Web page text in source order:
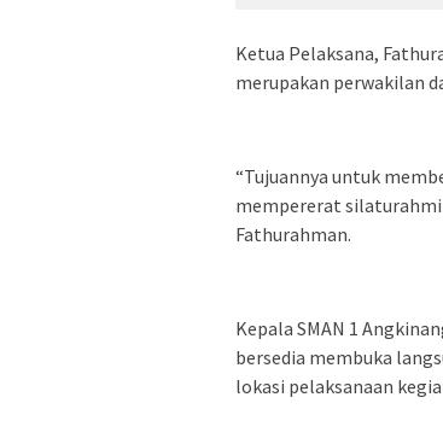
Ketua Pelaksana,
merupakan perwakilan
“Tujuannya untuk
mempererat silaturahmi
Fathurahman.
Kepala SMAN 1
bersedia membuka
lokasi pelaksanaan